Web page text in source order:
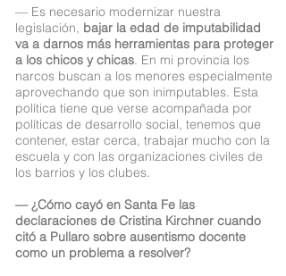
— Es necesario modernizar nuestra
legislación, bajar la edad de imputabilidad
va a darnos más herramientas para proteger
a los chicos y chicas. En mi provincia los
narcos buscan a los menores especialmente
aprovechando que son inimputables. Esta
política tiene que verse acompañada por
políticas de desarrollo social, tenemos que
contener, estar cerca, trabajar mucho con la
escuela y con las organizaciones civiles de
los barrios y los clubes.
— ¿Cómo cayó en Santa Fe las
declaraciones de Cristina Kirchner cuando
citó a Pullaro sobre ausentismo docente
como un problema a resolver?